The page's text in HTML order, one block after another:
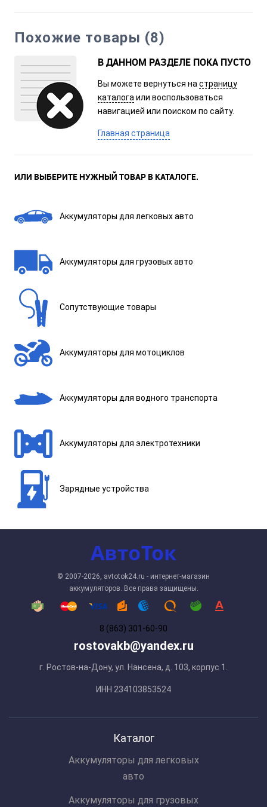
Похожие товары (8)
В ДАННОМ РАЗДЕЛЕ ПОКА ПУСТО
Вы можете вернуться на страницу
каталога или воспользоваться
навигацией или поиском по сайту.
Главная страница
ИЛИ ВЫБЕРИТЕ НУЖНЫЙ ТОВАР В КАТАЛОГЕ.
Аккумуляторы для легковых авто
Аккумуляторы для грузовых авто
Сопутствующие товары
Аккумуляторы для мотоциклов
Аккумуляторы для водного транспорта
Аккумуляторы для электротехники
Зарядные устройства
8 (863) 301-60-90
rostovakb@yandex.ru
г. Ростов-на-Дону, ул. Нансена, д. 103, корпус 1.
ИНН 234103853524
© 2007-2026, avtotok24.ru - интернет-магазин
аккумуляторов. Все права защищены.
Каталог
Аккумуляторы для легковых
авто
Аккумуляторы для грузовых